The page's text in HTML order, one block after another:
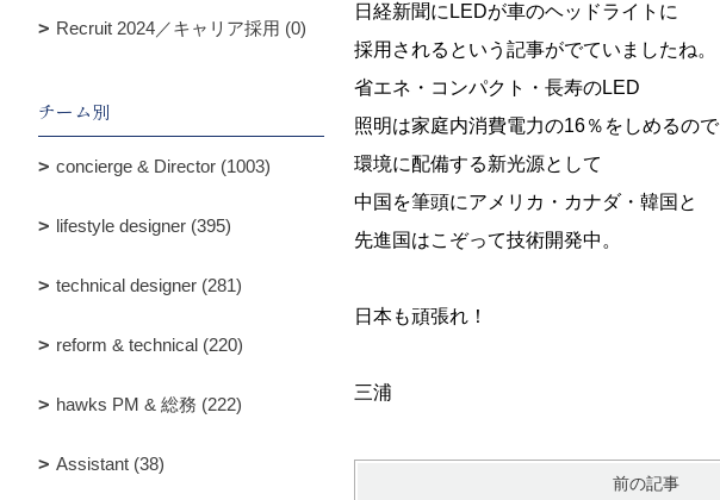
日経新聞にLEDが車のヘッドライトに
採用されるという記事がでていましたね。
省エネ・コンパクト・長寿のLED
照明は家庭内消費電力の16％をしめるので
環境に配備する新光源として
中国を筆頭にアメリカ・カナダ・韓国と
先進国はこぞって技術開発中。
日本も頑張れ！
三浦
前の記事
Recruit 2024／キャリア採用 (0)
チーム別
concierge & Director (1003)
lifestyle designer (395)
technical designer (281)
reform & technical (220)
hawks PM & 総務 (222)
Assistant (38)